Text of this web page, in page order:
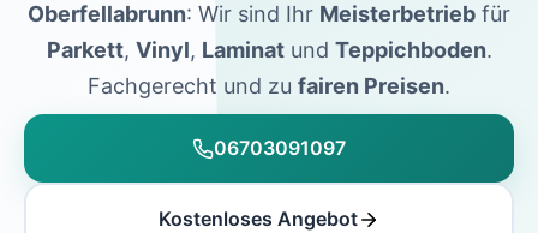
Oberfellabrunn: Wir sind Ihr Meisterbetrieb für
Parkett, Vinyl, Laminatund Teppichboden.
Fachgerecht und zu fairen Preisen.
06703091097
Kostenloses Angebot